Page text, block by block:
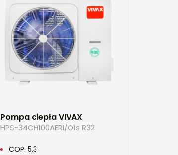
Pompa ciepła VIVAX
HPS-34CH100AERI/O1s R32
COP: 5,3